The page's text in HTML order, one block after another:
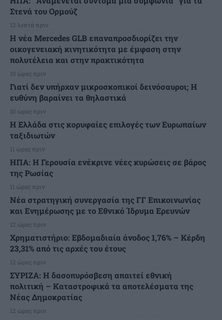
Στενά του Ορμούζ
12 λεπτά πριν
Η νέα Mercedes GLB επαναπροσδιορίζει την
οικογενειακή κινητικότητα με έμφαση στην
πολυτέλεια και στην πρακτικότητα
10 ώρες πριν
Γιατί δεν υπήρχαν μικροσκοπικοί δεινόσαυροι; Η
ευθύνη βαραίνει τα θηλαστικά
10 ώρες πριν
Η Ελλάδα στις κορυφαίες επιλογές των Ευρωπαίων
ταξιδιωτών
11 ώρες πριν
ΗΠΑ: Η Γερουσία ενέκρινε νέες κυρώσεις σε βάρος
της Ρωσίας
11 ώρες πριν
Νέα στρατηγική συνεργασία της ΓΓ Επικοινωνίας
και Ενημέρωσης με το Εθνικό Ίδρυμα Ερευνών
12 ώρες πριν
Χρηματιστήριο: Εβδομαδιαία άνοδος 1,76% – Κέρδη
23,31% από τις αρχές του έτους
12 ώρες πριν
ΣΥΡΙΖΑ: Η δασοπυρόσβεση απαιτεί εθνική
πολιτική – Καταστροφικά τα αποτελέσματα της
Νέας Δημοκρατίας
12 ώρες πριν